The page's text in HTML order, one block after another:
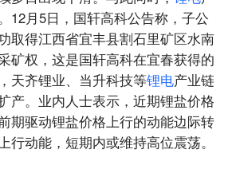
12月5日，国轩高科公告称，子公
取得江西省宜丰县割石里矿区水南
矿权，这是国轩高科在宜春获得的
天齐锂业、当升科技等锂电产业链
产。业内人士表示，近期锂盐价格
期驱动锂盐价格上行的动能边际转
行动能，短期内或维持高位震荡。